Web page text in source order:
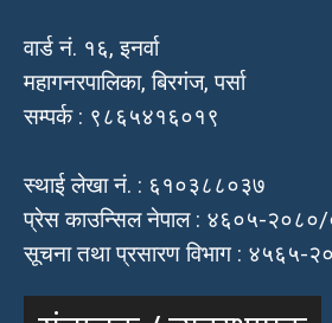
वार्ड नं. १६, इनर्वा
महागनरपालिका, बिरगंज, पर्सा
सम्पर्क : ९८६५४१६०१९
स्थाई लेखा नं. : ६१०३८८०३७
प्रेस काउन्सिल नेपाल : ४६०५-
सूचना तथा प्रसारण विभाग : ४५६५-